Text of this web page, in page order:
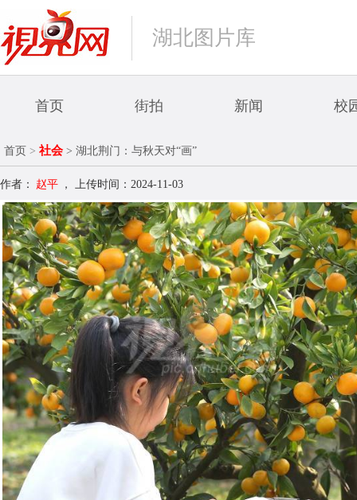
湖北图片库
首页 街拍 新闻 校
首页 > 社会 > 湖北荆门：与秋天对“画”
作者： 赵平 ， 上传时间：2024-11-03